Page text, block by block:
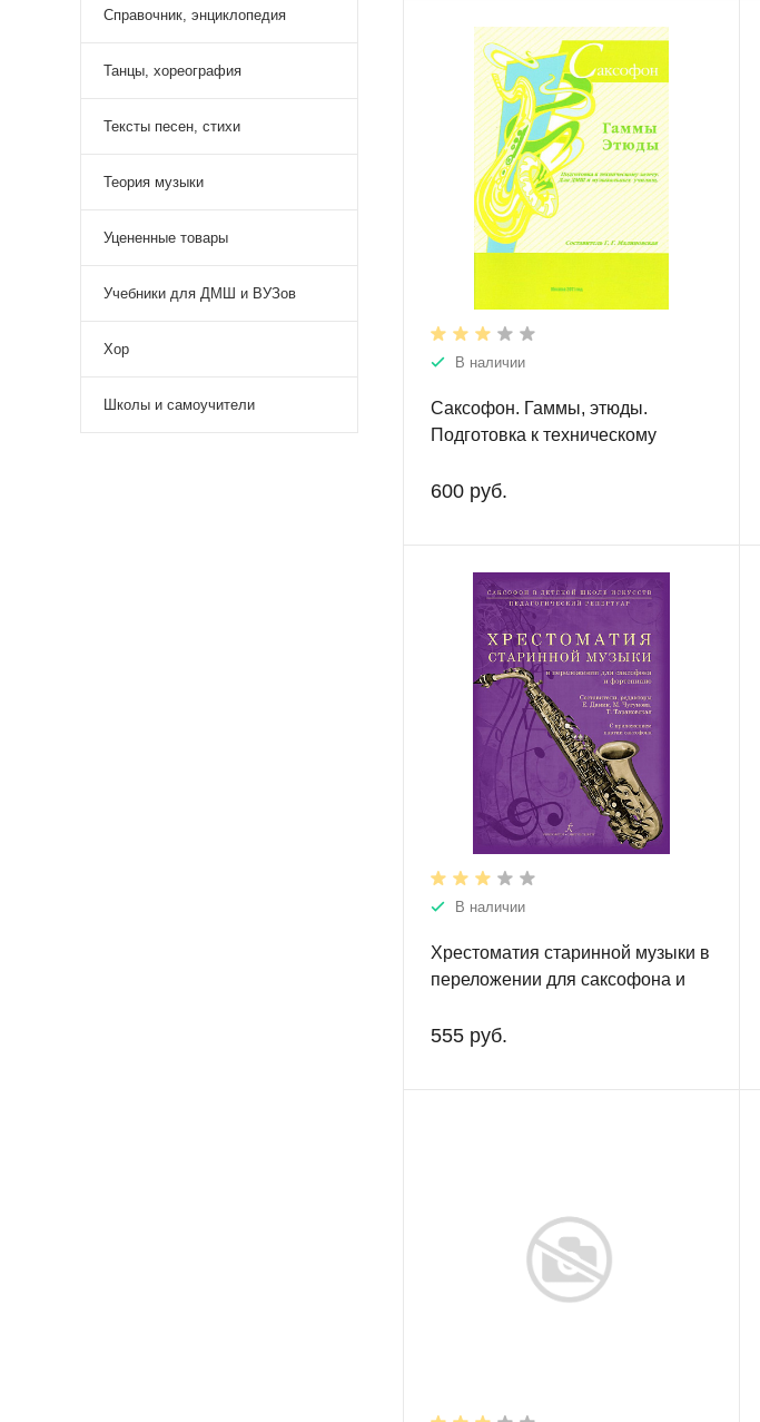
Справочник, энциклопедия
Танцы, хореография
Тексты песен, стихи
Теория музыки
Уцененные товары
Учебники для ДМШ и ВУЗов
Хор
Школы и самоучители
В наличии
Саксофон. Гаммы, этюды.
Подготовка к техническому
600 руб.
В наличии
Хрестоматия старинной музыки в
переложении для саксофона и
555 руб.